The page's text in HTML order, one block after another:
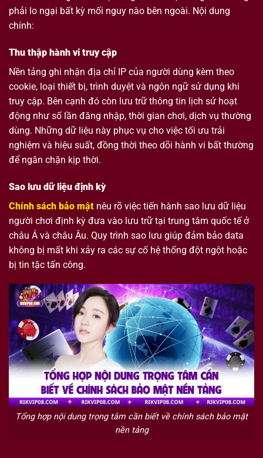
phải lo ngại bất kỳ mối nguy nào bên ngoài. Nội dung
chính:
Thu thập hành vi truy cập
Nền tảng ghi nhận địa chỉ IP của người dùng kèm theo
cookie, loại thiết bị, trình duyệt và ngôn ngữ sử dụng khi
truy cập. Bên cạnh đó còn lưu trữ thông tin lịch sử hoạt
động như số lần đăng nhập, thời gian chơi, dịch vụ thường
dùng. Những dữ liệu này phục vụ cho việc tối ưu trải
nghiệm và hiệu suất, đồng thời theo dõi hành vi bất thường
để ngăn chặn kịp thời.
Sao lưu dữ liệu định kỳ
Chính sách bảo mật nêu rõ việc tiến hành sao lưu dữ liệu
người chơi định kỳ đưa vào lưu trữ tại trung tâm quốc tế ở
châu Á và châu Âu. Quy trình sao lưu giúp đảm bảo data
không bị mất khi xảy ra các sự cố hệ thống đột ngột hoặc
bị tin tặc tấn công.
Tổng hợp nội dung trọng tâm cần biết về chính sách bảo mật
nền tảng